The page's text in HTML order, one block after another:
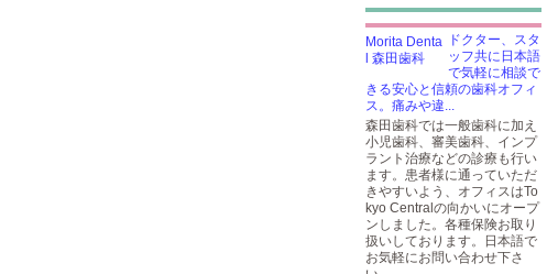
ドクター、スタ
ッフ共に日本語
で気軽に相談で
きる安心と信頼の歯科オフィ
ス。痛みや違...
森田歯科では一般歯科に加え
小児歯科、審美歯科、インプ
ラント治療などの診療も行い
ます。患者様に通っていただ
きやすいよう、オフィスはTo
kyo Centralの向かいにオープ
ンしました。各種保険お取り
扱いしております。日本語で
お気軽にお問い合わせ下さ